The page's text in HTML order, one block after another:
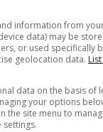
information from
data) may be
or used specifically
geolocation data.
data on the basis of
your options
the site menu to